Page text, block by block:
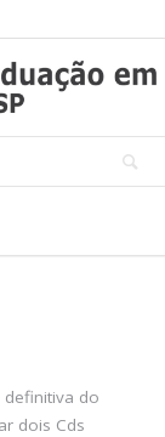
definitiva do
dois Cds